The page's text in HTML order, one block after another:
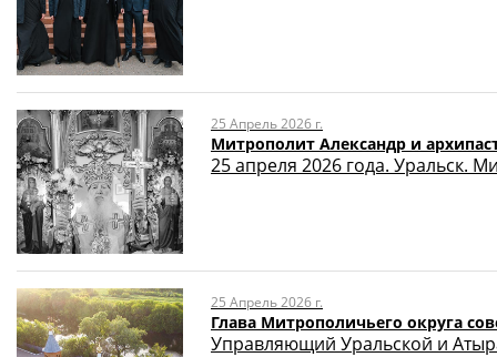
25 Апрель 2026 г.
Митрополит Александр и
25 апреля 2026 года. Уральск.
25 Апрель 2026 г.
Глава Митрополичьего округа
Управляющий Уральской и